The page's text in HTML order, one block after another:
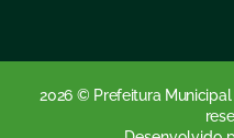
2026 © Prefeitura